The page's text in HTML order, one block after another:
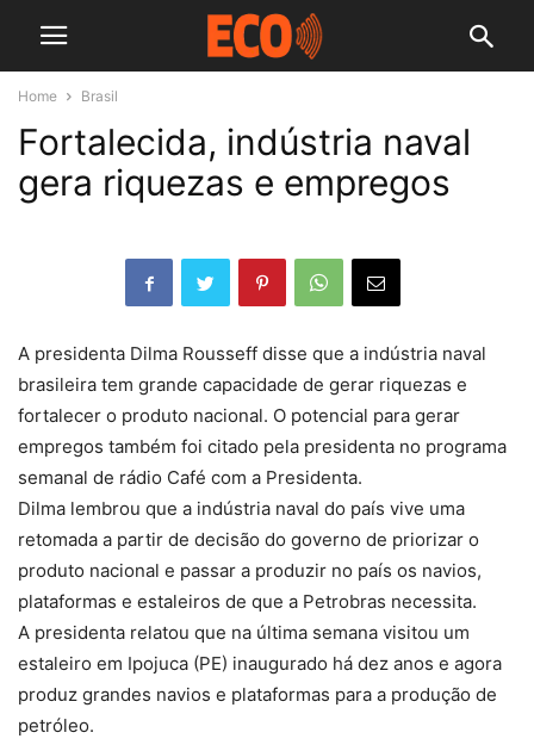
Home Brasil
Fortalecida, indústria naval
gera riquezas e empregos
A presidenta Dilma Rousseff disse que a indústria naval
brasileira tem grande capacidade de gerar riquezas e
fortalecer o produto nacional. O potencial para gerar
empregos também foi citado pela presidenta no programa
semanal de rádio Café com a Presidenta.
Dilma lembrou que a indústria naval do país vive uma
retomada a partir de decisão do governo de priorizar o
produto nacional e passar a produzir no país os navios,
plataformas e estaleiros de que a Petrobras necessita.
A presidenta relatou que na última semana visitou um
estaleiro em Ipojuca (PE) inaugurado há dez anos e agora
produz grandes navios e plataformas para a produção de
petróleo.